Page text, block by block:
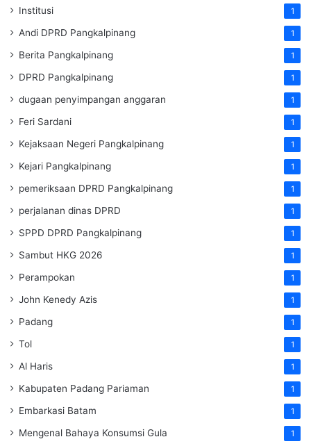
Institusi 1
Andi DPRD Pangkalpinang 1
Berita Pangkalpinang 1
DPRD Pangkalpinang 1
dugaan penyimpangan anggaran 1
Feri Sardani 1
Kejaksaan Negeri Pangkalpinang 1
Kejari Pangkalpinang 1
pemeriksaan DPRD Pangkalpinang 1
perjalanan dinas DPRD 1
SPPD DPRD Pangkalpinang 1
Sambut HKG 2026 1
Perampokan 1
John Kenedy Azis 1
Padang 1
Tol 1
Al Haris 1
Kabupaten Padang Pariaman 1
Embarkasi Batam 1
Mengenal Bahaya Konsumsi Gula 1